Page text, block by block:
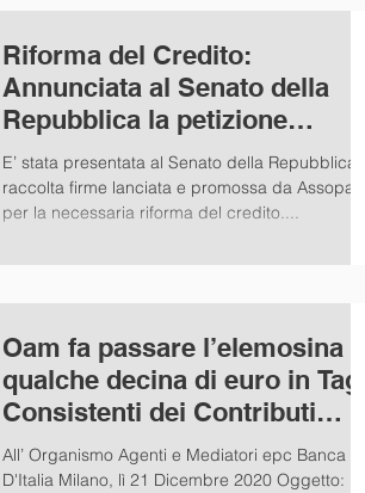
Riforma del Credito:
Annunciata al Senato della
Repubblica la petizione
Assopam
E’ stata presentata al Senato della Repubblica la
raccolta firme lanciata e promossa da Assopam,
per la necessaria riforma del credito....
Oam fa passare l’elemosina di
qualche decina di euro in Tagli
Consistenti dei Contributi
2021
All’ Organismo Agenti e Mediatori epc Banca
D'Italia Milano, lì 21 Dicembre 2020 Oggetto: